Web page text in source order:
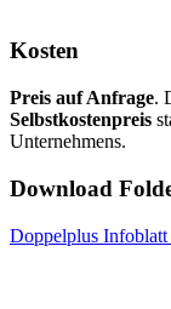
Kosten
Preis auf Anfrage.
Selbstkostenpreis
Unternehmens.
Download
Doppelplus